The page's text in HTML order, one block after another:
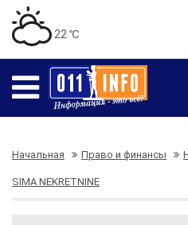
22 ℃
Начальная Право и финансы
SIMA NEKRETNINE